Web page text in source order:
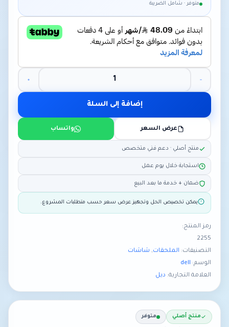
متوفر · شامل الضريبة
إضافة إلى السلة
عرض السعر واتساب
منتج أصلي · دعم فني متخصص
استجابة خلال يوم عمل
ضمان + خدمة ما بعد البيع
يمكن تخصيص الحل وتجهيز عرض سعر حسب متطلبات المشروع.
رمز المنتج:
2255
التصنيفات: الملحقات, شاشات
الوسم: dell
العلامة التجارية: ديل
منتج أصلي متوفر